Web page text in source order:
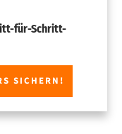
für-Schritt-
SICHERN!